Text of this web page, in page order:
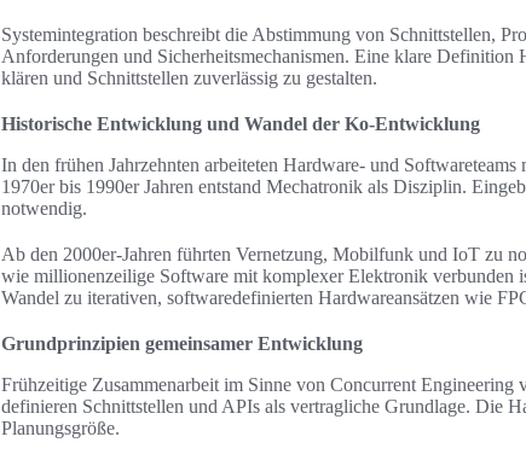
Systemintegration beschreibt die Abstimmung von Schnittstellen,
Anforderungen und Sicherheitsmechanismen. Eine klare
klären und Schnittstellen zuverlässig zu gestalten.
Historische Entwicklung und Wandel der Ko-Entwicklung
In den frühen Jahrzehnten arbeiteten Hardware- und
1970er bis 1990er Jahren entstand Mechatronik als Disziplin.
notwendig.
Ab den 2000er-Jahren führten Vernetzung, Mobilfunk und IoT zu
wie millionenzeilige Software mit komplexer Elektronik verbunden
Wandel zu iterativen, softwaredefinierten Hardwareansätzen wie
Grundprinzipien gemeinsamer Entwicklung
Frühzeitige Zusammenarbeit im Sinne von Concurrent
definieren Schnittstellen und APIs als vertragliche Grundlage. Die
Planungsgröße.